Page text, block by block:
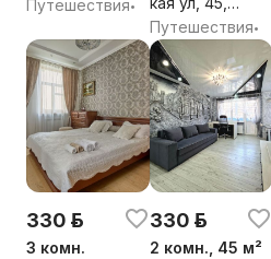
Путешествия•
Гродно,
Гродненская
обл.
Путешествия•
330 р.
3 комн.
330 р.
2 комн., 45 м²